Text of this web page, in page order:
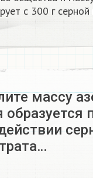
с 300 г серной
массу
образуется